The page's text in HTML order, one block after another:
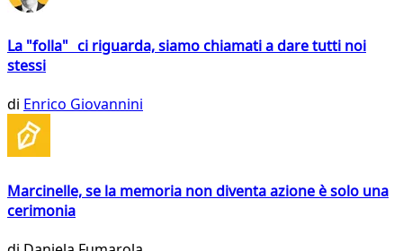
La "folla" ci riguarda, siamo chiamati a dare tutti noi
stessi
di Enrico Giovannini
Marcinelle, se la memoria non diventa azione è solo una
cerimonia